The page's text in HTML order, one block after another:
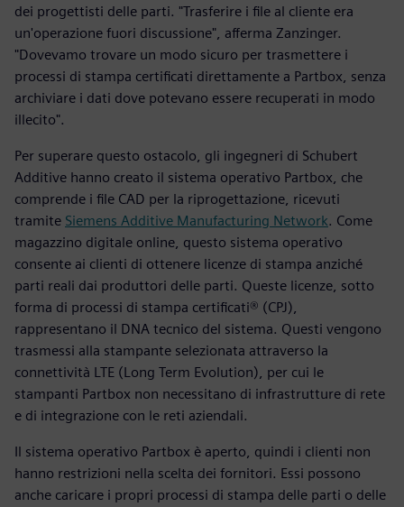
dei progettisti delle parti. "Trasferire i file al cliente era
un'operazione fuori discussione", afferma Zanzinger.
"Dovevamo trovare un modo sicuro per trasmettere i
processi di stampa certificati direttamente a Partbox, senza
archiviare i dati dove potevano essere recuperati in modo
illecito".
Per superare questo ostacolo, gli ingegneri di Schubert
Additive hanno creato il sistema operativo Partbox, che
comprende i file CAD per la riprogettazione, ricevuti
tramite Siemens Additive Manufacturing Network. Come
magazzino digitale online, questo sistema operativo
consente ai clienti di ottenere licenze di stampa anziché
parti reali dai produttori delle parti. Queste licenze, sotto
forma di processi di stampa certificati® (CPJ),
rappresentano il DNA tecnico del sistema. Questi vengono
trasmessi alla stampante selezionata attraverso la
connettività LTE (Long Term Evolution), per cui le
stampanti Partbox non necessitano di infrastrutture di rete
e di integrazione con le reti aziendali.
Il sistema operativo Partbox è aperto, quindi i clienti non
hanno restrizioni nella scelta dei fornitori. Essi possono
anche caricare i propri processi di stampa delle parti o delle